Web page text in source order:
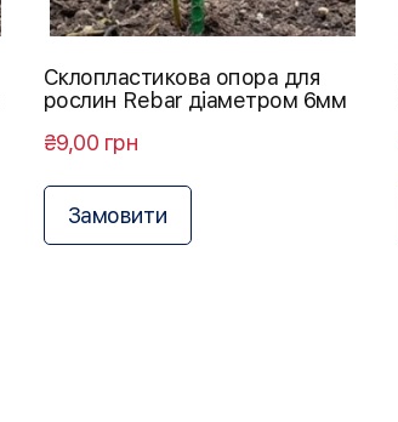
Склопластикова опора для
рослин Rebar діаметром 6мм
₴9,00 грн
Замовити